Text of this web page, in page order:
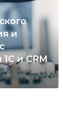
и
и CRM